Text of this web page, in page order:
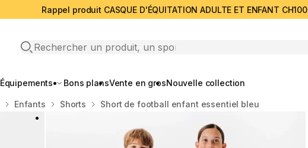
Rappel produit CASQUE D'ÉQUITATION ADULTE ET ENFANT CH100
Open search
Équipements Bons plansVente en grosNouvelle collection
Enfants Shorts Short de football enfant essentiel bleu